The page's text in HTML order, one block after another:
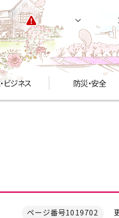
緊急情報
ビジネス 防災・安全
ページ番号1019702